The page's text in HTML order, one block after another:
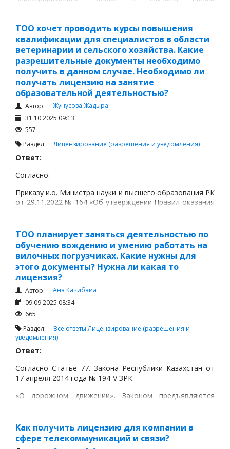
предусмотренных законом, в частности: 4) изменения
лица-лицензиата, филиала иностранного юридического
лица-лицензиата, предметом деятельности которого
является оказание финансовых услуг (в случае указания
адреса в лицензии);
ТОО хочет проводить курсы повышения
квалификации для специалистов в области
ветеринарии и сельского хозяйства. Какие
разрешительные документы необходимо
получить в данном случае. Необходимо ли
получать лицензию на занятие
образовательной деятельностью?
Автор:
Жунусова Жадыра
31.10.2025 09:13
557
Раздел:Лицензирование (разрешения и уведомления)
Ответ:
Согласно:
Приказу и.о. Министра науки и высшего образования РК
от 29.11.2022 № 164 «Об утверждении Правил оказания
послевузовского образования» (лицензирование
охватывает именно высшее и послевузовское
образование);
ТОО планирует заняться деятельностью по
обучению вождению и умению работать на
вилочных погрузчиках. Какие нужны для
этого документы? Нужна ли какая то
лицензия?
Автор:
Ана Качибаиа
09.09.2025 08:34
665
Раздел: Все ответы Лицензирование (разрешения и
уведомления)
Ответ:
Согласно Статье 77. Закона Республики Казахстан от
17 апреля 2014 года № 194-V ЗРК
«О дорожном движении». Законом предъявляются
Как получить лицензию для компании в
сфере телекоммуникаций и связи?